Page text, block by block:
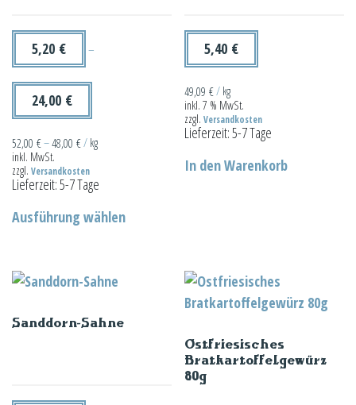
5,20 € –
24,00 €
52,00 €–48,00 €/ kg
inkl. MwSt.
zzgl. Versandkosten
Lieferzeit:5-7 Tage
Ausführung wählenProdukt
5,40 €
49,09€/ kg
inkl. 7 % MwSt.
zzgl.Versandkosten
Lieferzeit:5-7 Tage
In den Warenkorb
Sanddorn-Sahne
Ostfriesisches
Bratkartoffelgewürz
80g